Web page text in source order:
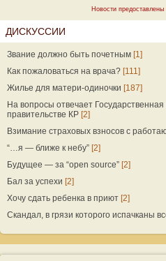
Новости
ДИСКУССИИ
Звание должно быть почетным [1]
Как пожаловаться на врача? [111]
Жилье для матери-одиночки [187]
На вопросы отвечает
правительстве КР [2]
Взимание страховых взносов с
“…я — ближе к небу” [2]
Будущее — за “open source” [2]
Бал за успехи [2]
Хочу сдать ребенка в приют [2]
Скандал, в грязи которого испачканы